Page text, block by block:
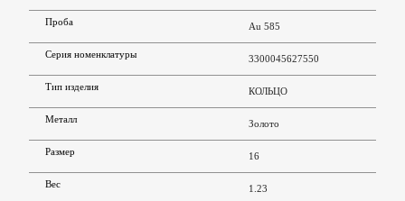
Проба Au 585
Серия номенклатуры 3300045627550
Тип изделия КОЛЬЦО
Металл Золото
Размер 16
Вес 1.23